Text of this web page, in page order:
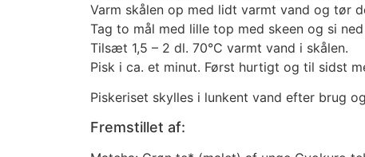
Varm skålen op med lidt varmt vand og tør
Tag to mål med lille top med skeen og si
Tilsæt 1,5 – 2 dl. 70°C varmt vand i skålen.
Pisk i ca. et minut. Først hurtigt og til sidst
Piskeriset skylles i lunkent vand efter brug
Fremstillet af: